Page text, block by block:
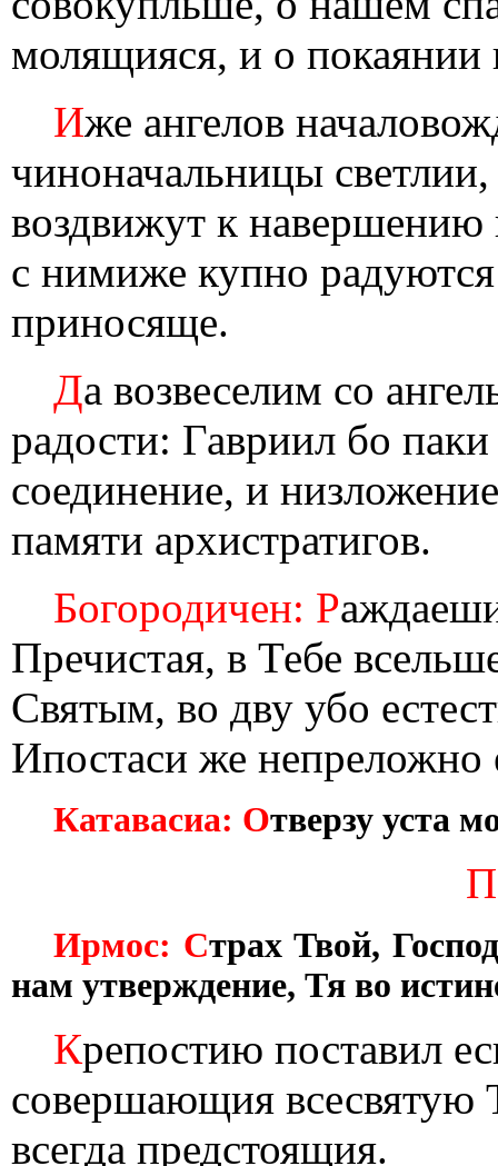
молящияся, и о
Иже ангелов
чиноначальницы
воздвижут к навершению
с нимиже купно
приносяще.
Да возвеселим со
радости: Гавриил бо
соединение, и
памяти архистратигов.
Богородичен: Р
Пречистая, в Тебе
Святым, во дву убо
Ипостаси же непреложно
Катавасиа: Отверзу уста
Ирмос: Страх Твой,
нам утверждение, Тя во
Крепостию поставил
совершающия
всегда предстоящия.